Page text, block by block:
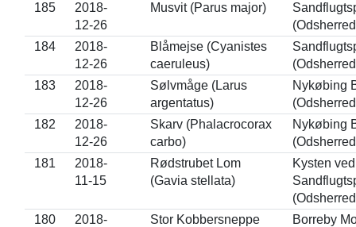
185
2018-
12-26
Musvit (Parus major)
184
2018-
12-26
Blåmejse (Cyanistes
caeruleus)
183
2018-
12-26
Sølvmåge (Larus
argentatus)
Nykøbing
182
2018-
12-26
Skarv (Phalacrocorax
carbo)
Nykøbing
181
2018-
11-15
Rødstrubet Lom
(Gavia stellata)
Kysten ved
180
2018-
Stor Kobbersneppe
Borreby